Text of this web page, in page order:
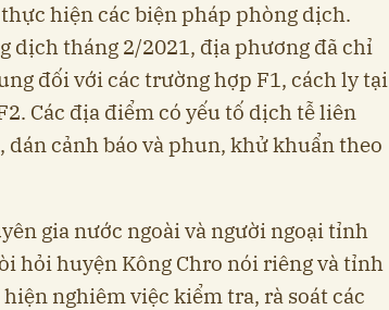
hiện các biện pháp phòng dịch.
dịch tháng 2/2021, địa phương đã chỉ
đối với các trường hợp F1, cách ly tại
Các địa điểm có yếu tố dịch tễ liên
dán cảnh báo và phun, khử khuẩn theo
gia nước ngoài và người ngoại tỉnh
hỏi huyện Kông Chro nói riêng và tỉnh
nghiêm việc kiểm tra, rà soát các